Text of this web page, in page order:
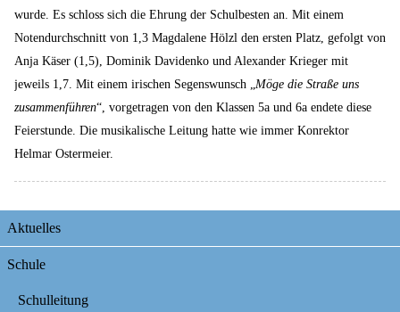
wurde. Es schloss sich die Ehrung der Schulbesten an. Mit einem
Notendurchschnitt von 1,3 Magdalene Hölzl den ersten Platz, gefolgt von
Anja Käser (1,5), Dominik Davidenko und Alexander Krieger mit
jeweils 1,7. Mit einem irischen Segenswunsch „Möge die Straße uns
zusammenführen“, vorgetragen von den Klassen 5a und 6a endete diese
Feierstunde. Die musikalische Leitung hatte wie immer Konrektor
Helmar Ostermeier.
Navigation
Aktuelles
Schule
Schulleitung